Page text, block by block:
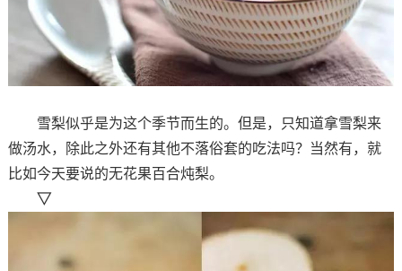
雪梨似乎是为这个季节而生的。但是，只知道拿雪梨来
做汤水，除此之外还有其他不落俗套的吃法吗？当然有，就
比如今天要说的无花果百合炖梨。
▽